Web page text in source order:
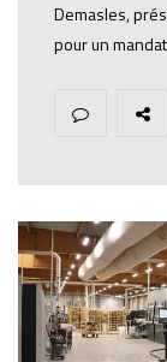
Demasles,
pour un